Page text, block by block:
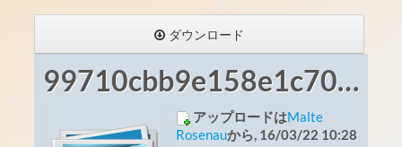
ダウンロード
99710cbb9e158e1c708b1c888364f183.jpg
アップロードはMalte
Rosenauから, 16/03/22 10:28